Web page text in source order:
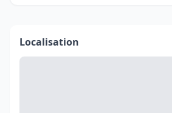
Localisation